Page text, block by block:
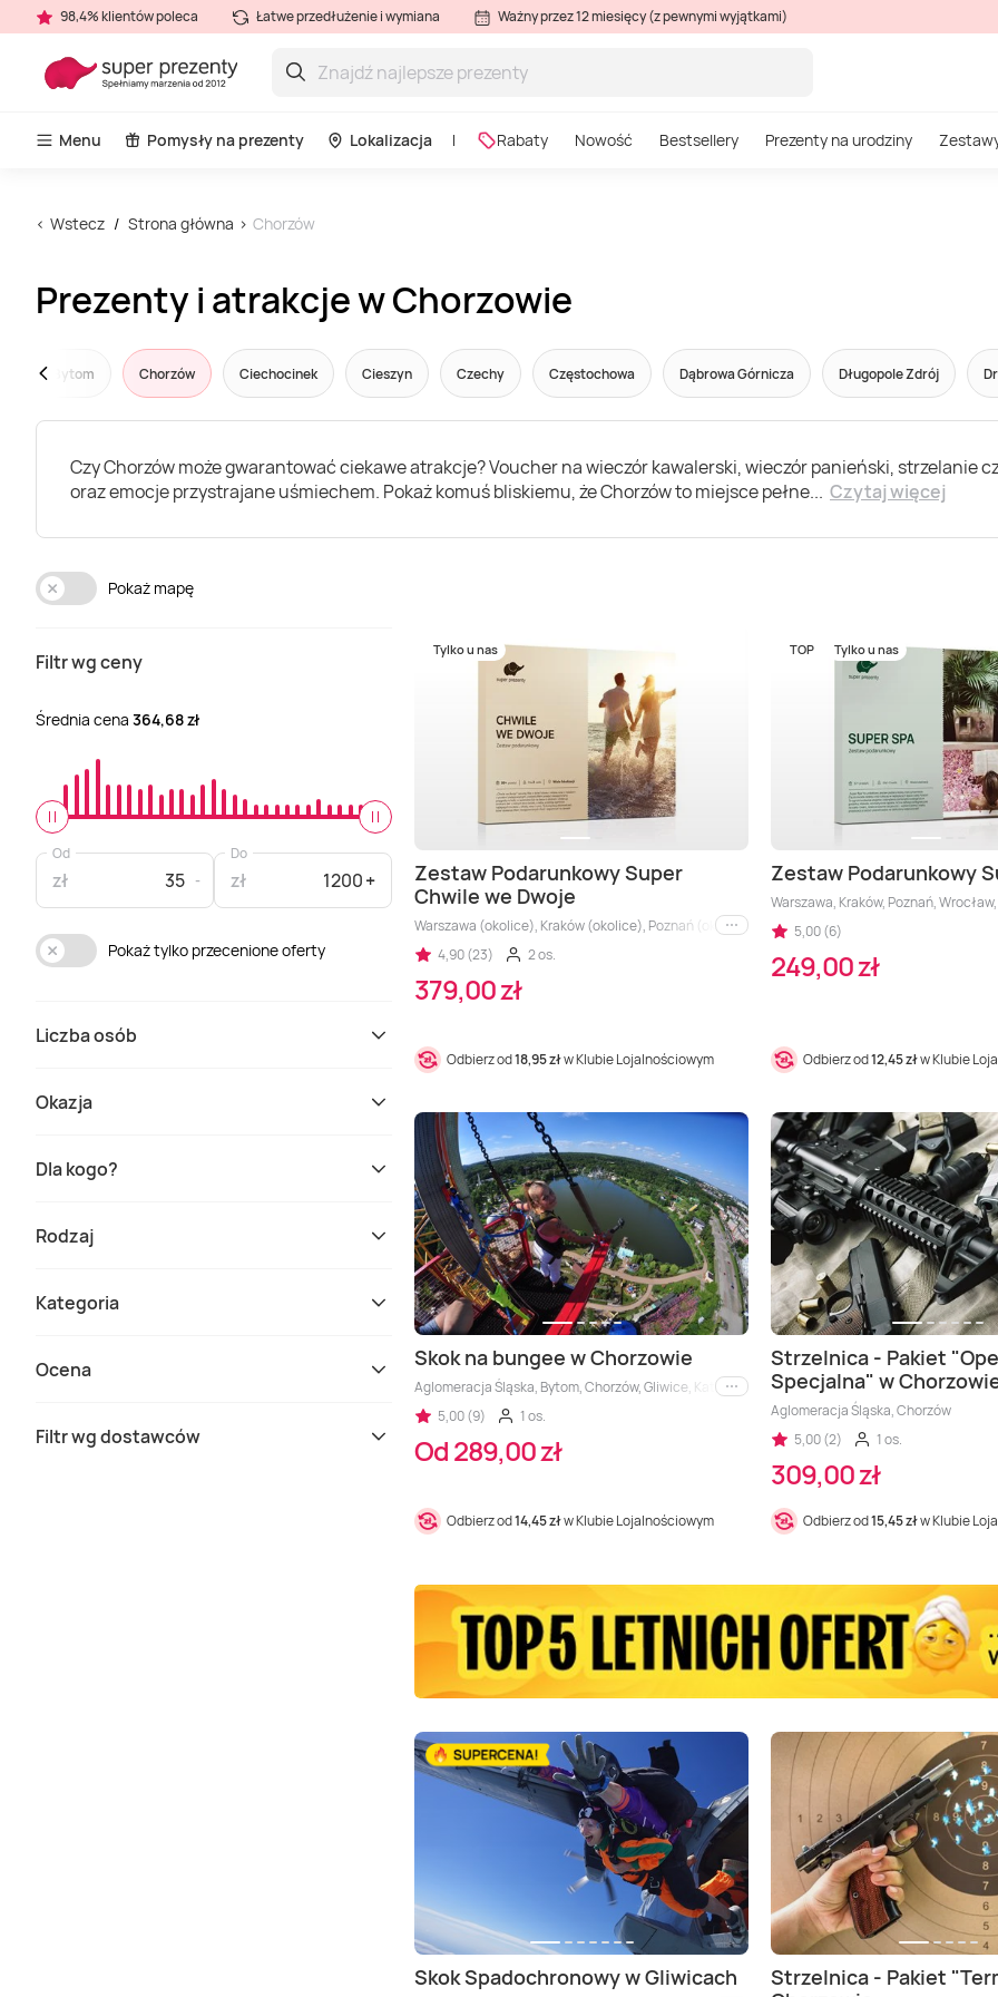
98,4% klientów poleca Łatwe przedłużenie i wymiana Ważny przez 12 miesięcy (z pewnymi wyjątkami)
Menu Pomysły na prezenty Lokalizacja Rabaty Nowość Bestsellery Prezenty na urodziny
Wstecz Strona główna Chorzów
Prezenty i atrakcje w Chorzowie
Bytom Chorzów Ciechocinek Cieszyn Czechy Częstochowa Dąbrowa Górnicza Długopole Zdrój
Czy Chorzów może gwarantować ciekawe atrakcje? Voucher na wieczór kawalerski, wieczór panieński, strzelanie
oraz emocje przystrajane uśmiechem. Pokaż komuś bliskiemu, że Chorzów to miejsce pełne... Czytaj więcej
Pokaż mapę
Filtr wg ceny
Średnia cena 364,68 zł
Od
zł
Do
zł
Pokaż tylko przecenione oferty
Liczba osób
Okazja
Dla kogo?
Rodzaj
Kategoria
Ocena
Filtr wg dostawców
Tylko u nas
Zestaw Podarunkowy Super
Chwile we Dwoje
Warszawa (okolice), Kraków (okolice), Poznań (okolice), Wrocław (okolice), Trójmiasto
i inne
4,90 (23)
2 os.
379,00 zł
Odbierz od18,95 złw Klubie Lojalnościowym
TOP Tylko u nas
Zestaw Podarunkowy
Warszawa, Kraków, Poznań,
5,00 (6)
249,00 zł
Odbierz od12,45 złw Klubie
Skok na bungee w Chorzowie
Aglomeracja Śląska, Bytom, Chorzów, Gliwice, Katowice, Sosnowiec
i inne
5,00 (9)
1 os.
Od 289,00 zł
Odbierz od14,45 złw Klubie Lojalnościowym
Strzelnica - Pakiet
Specjalna" w
Aglomeracja Śląska, Chorzów
5,00 (2)
1 os.
309,00 zł
Odbierz od15,45 złw Klubie
Skok Spadochronowy w Gliwicach
Strzelnica - Pakiet